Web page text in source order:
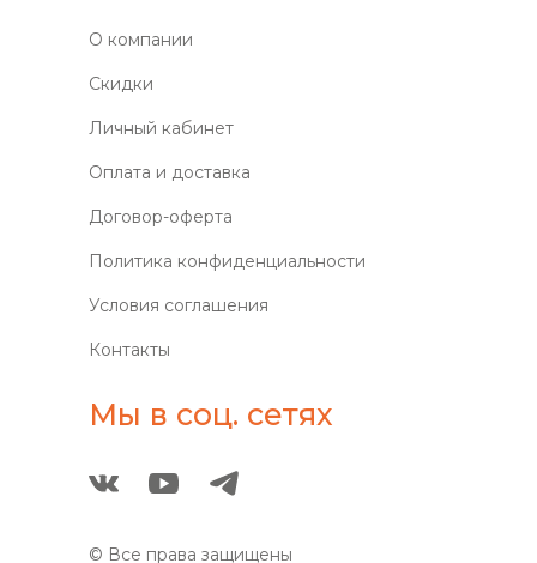
О компании
Скидки
Личный кабинет
Оплата и доставка
Договор-оферта
Политика конфиденциальности
Условия соглашения
Контакты
Мы в соц. сетях
© Все права защищены